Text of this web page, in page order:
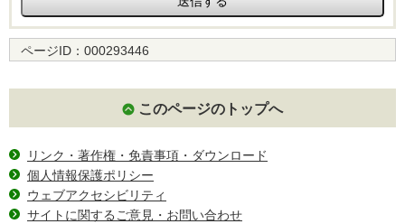
ページID： 000293446
このページのトップへ
リンク・著作権・免責事項・ダウンロード
個人情報保護ポリシー
ウェブアクセシビリティ
サイトに関するご意見・お問い合わせ